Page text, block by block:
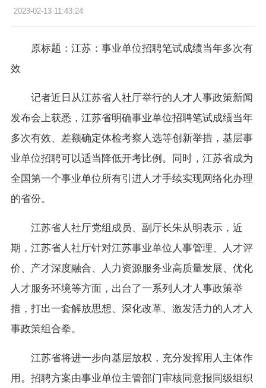
2023-02-13 11:43:24
原标题：江苏：事业单位招聘笔试成绩当年多次有
效
记者近日从江苏省人社厅举行的人才人事政策新闻
发布会上获悉，江苏省明确事业单位招聘笔试成绩当年
多次有效、差额确定体检考察人选等创新举措，基层事
业单位招聘可以适当降低开考比例。同时，江苏省成为
全国第一个事业单位所有引进人才手续实现网络化办理
的省份。
江苏省人社厅党组成员、副厅长朱从明表示，近
期，江苏省人社厅针对江苏事业单位人事管理、人才评
价、产才深度融合、人力资源服务业高质量发展、优化
人才服务环境等方面，出台了一系列人才人事政策举
措，打出一套解放思想、深化改革、激发活力的人才人
事政策组合拳。
江苏省将进一步向基层放权，充分发挥用人主体作
用。招聘方案由事业单位主管部门审核同意报同级组织